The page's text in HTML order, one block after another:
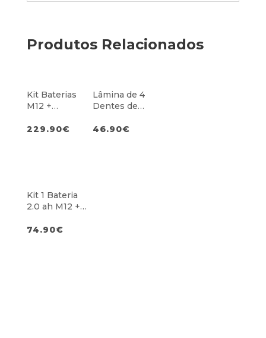
Produtos Relacionados
Kit Baterias
M12 +
229.90€
Lâmina de 4
Dentes de
46.90€
Kit 1 Bateria
2.0 ah M12 +
M12
74.90€